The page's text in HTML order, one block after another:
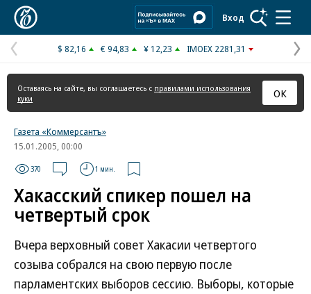
Вход
Предыдущая
страница
$ 82,16 € 94,83 ¥ 12,23 IMOEX 2281,31
Оставаясь на сайте, вы соглашаетесь с правилами использования
куки
ОК
Газета «Коммерсантъ»
15.01.2005, 00:00
370 1 мин.
Хакасский спикер пошел на
четвертый срок
Вчера верховный совет Хакасии четвертого
созыва собрался на свою первую после
парламентских выборов сессию. Выборы, которые